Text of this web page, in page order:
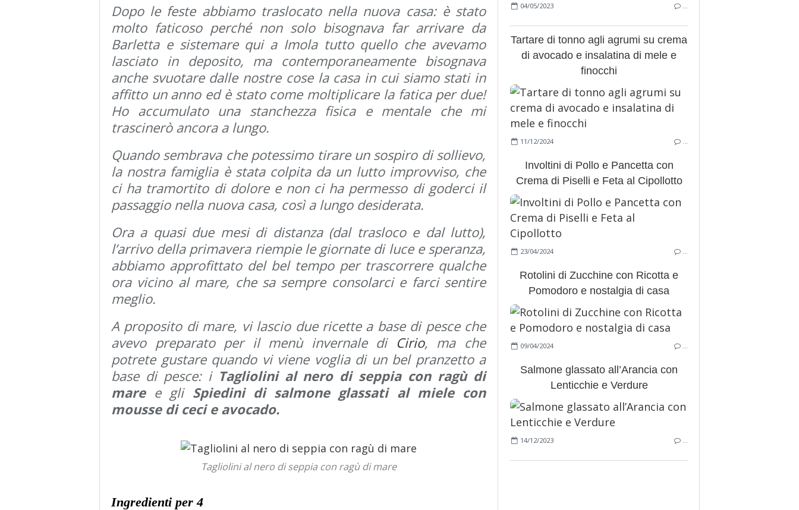
Dopo le feste abbiamo traslocato nella nuova casa: è stato
molto faticoso perché non solo bisognava far arrivare da
Barletta e sistemare qui a Imola tutto quello che avevamo
lasciato in deposito, ma contemporaneamente bisognava
anche svuotare dalle nostre cose la casa in cui siamo stati in
affitto un anno ed è stato come moltiplicare la fatica per due!
Ho accumulato una stanchezza fisica e mentale che mi
trascinerò ancora a lungo.
Quando sembrava che potessimo tirare un sospiro di sollievo,
la nostra famiglia è stata colpita da un lutto improvviso, che
ci ha tramortito di dolore e non ci ha permesso di goderci il
passaggio nella nuova casa, così a lungo desiderata.
Ora a quasi due mesi di distanza (dal trasloco e dal lutto),
l’arrivo della primavera riempie le giornate di luce e speranza,
abbiamo approfittato del bel tempo per trascorrere qualche
ora vicino al mare, che sa sempre consolarci e farci sentire
meglio.
A proposito di mare, vi lascio due ricette a base di pesce che
avevo preparato per il menù invernale di Cirio, ma che
potrete gustare quando vi viene voglia di un bel pranzetto a
base di pesce: i Tagliolini al nero di seppia con ragù di
maree gli Spiedini di salmone glassati al miele con
mousse di ceci e avocado.
Tagliolini al nero di seppia con ragù di mare
Ingredienti per 4
04/05/2023
Tartare di tonno agli agrumi su crema
di avocado e insalatina di mele e
finocchi
11/12/2024
Involtini di Pollo e Pancetta con
Crema di Piselli e Feta al Cipollotto
23/04/2024
Rotolini di Zucchine con Ricotta e
Pomodoro e nostalgia di casa
09/04/2024
Salmone glassato all’Arancia con
Lenticchie e Verdure
14/12/2023